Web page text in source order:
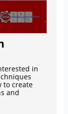
in
to create
and